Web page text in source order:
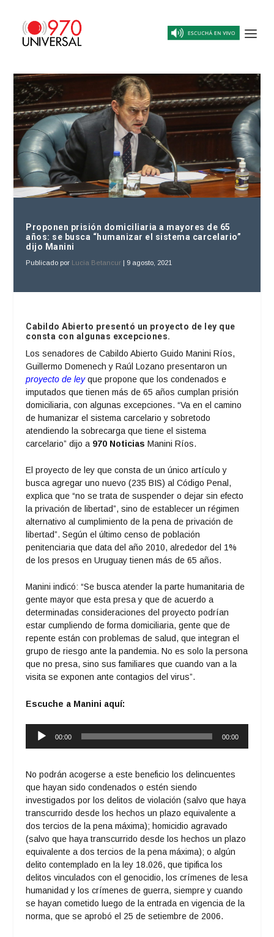
Proponen prisión domiciliaria a mayores de 65
años: se busca “humanizar el sistema carcelario”
dijo Manini
Publicado por Lucia Betancur | 9 agosto, 2021
Cabildo Abierto presentó un proyecto de ley que
consta con algunas excepciones.
Los senadores de Cabildo Abierto Guido Manini Ríos,
Guillermo Domenech y Raúl Lozano presentaron un
proyecto de ley que propone que los condenados e
imputados que tienen más de 65 años cumplan prisión
domiciliaria, con algunas excepciones. “Va en el camino
de humanizar el sistema carcelario y sobretodo
atendiendo la sobrecarga que tiene el sistema
carcelario” dijo a 970 Noticias Manini Ríos.
El proyecto de ley que consta de un único artículo y
busca agregar uno nuevo (235 BIS) al Código Penal,
explica que “no se trata de suspender o dejar sin efecto
la privación de libertad”, sino de establecer un régimen
alternativo al cumplimiento de la pena de privación de
libertad”. Según el último censo de población
penitenciaria que data del año 2010, alrededor del 1%
de los presos en Uruguay tienen más de 65 años.
Manini indicó: “Se busca atender la parte humanitaria de
gente mayor que esta presa y que de acuerdo a
determinadas consideraciones del proyecto podrían
estar cumpliendo de forma domiciliaria, gente que de
repente están con problemas de salud, que integran el
grupo de riesgo ante la pandemia. No es solo la persona
que no presa, sino sus familiares que cuando van a la
visita se exponen ante contagios del virus”.
Escuche a Manini aquí:
Reproductor
00:00 00:00
No podrán acogerse a este beneficio los delincuentes
que hayan sido condenados o estén siendo
investigados por los delitos de violación (salvo que haya
transcurrido desde los hechos un plazo equivalente a
dos tercios de la pena máxima); homicidio agravado
(salvo que haya transcurrido desde los hechos un plazo
equivalente a dos tercios de la pena máxima); o algún
delito contemplado en la ley 18.026, que tipifica los
delitos vinculados con el genocidio, los crímenes de lesa
humanidad y los crímenes de guerra, siempre y cuando
se hayan cometido luego de la entrada en vigencia de la
norma, que se aprobó el 25 de setiembre de 2006.